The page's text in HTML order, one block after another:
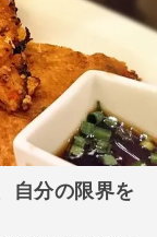
自分の限界を